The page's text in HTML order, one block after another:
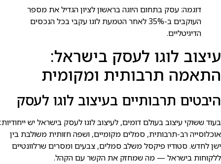
דוגמה: עסק בתחום היוגה בראשון לציון הגדיל את מספר
העוקבים ב-35% לאחר הטמעת לוגו עקבי בכל הנכסים
הדיגיטליים.
עיצוב לוגו לעסק בישראל:
התאמה תרבותית ומקומית
היבטים תרבותיים בעיצוב לוגו לעסק
בעוד ששוקי עיצוב בעולם דומים, לעיצוב לוגו לעסק בישראל יש ייחודיות:
אוכלוסייה רב-תרבותית, סמלים מקומיים, ושפה חזותית משולבת בין
ישן לחדש. סטודיו פיקסל משלב סמלים, צבעים ומסרים שרלוונטיים
ללקוחות בישראל — מה שמחזק את הקשר עם הקהל.